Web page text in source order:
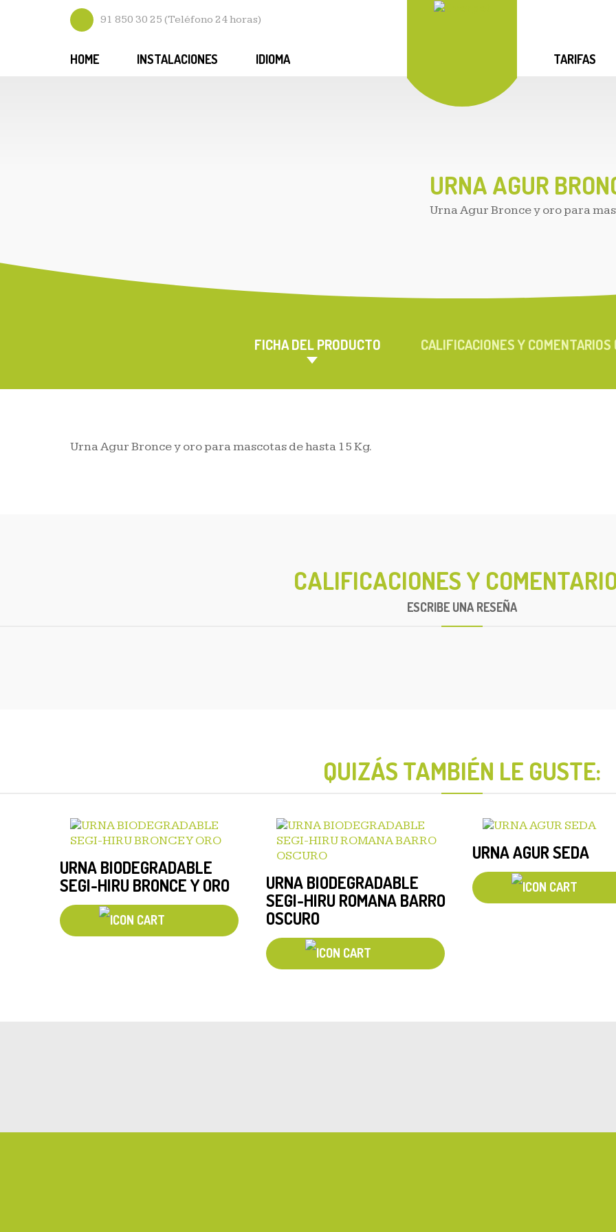
91 850 30 25 (Teléfono 24 horas)
HOME INSTALACIONES IDIOMA TARIFAS
URNA AGUR
Urna Agur Bronce y oro para
FICHA DEL PRODUCTO CALIFICACIONES Y
Urna Agur Bronce y oro para mascotas de hasta 15 Kg.
CALIFICACIONES Y
ESCRIBE UNA RESEÑA
QUIZÁS TAMBIÉN LE GUSTE:
URNA BIODEGRADABLE
SEGI-HIRU BRONCE Y ORO
URNA BIODEGRADABLE
SEGI-HIRU ROMANA BARRO
OSCURO
URNA AGUR SEDA